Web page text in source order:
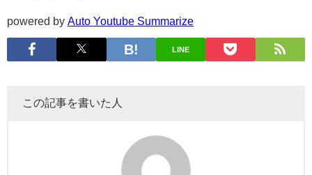
powered by Auto Youtube Summarize
LINE
この記事を書いた人